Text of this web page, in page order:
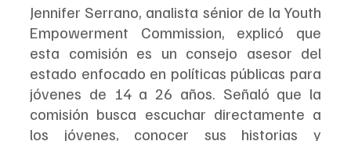
Jennifer Serrano, analista sénior de la Youth
Empowerment Commission, explicó que
esta comisión es un consejo asesor del
estado enfocado en políticas públicas para
jóvenes de 14 a 26 años. Señaló que la
comisión busca escuchar directamente a
los jóvenes, conocer sus historias y